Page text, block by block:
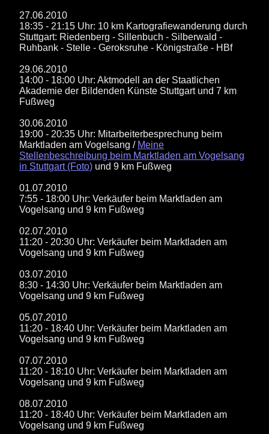
27.06.2010
18:35 - 21:15 Uhr: 10 km Kartografiewanderung durch
Stuttgart: Riedenberg - Sillenbuch - Silberwald -
Ruhbank - Stelle - Geroksruhe - Königstraße - HBf
29.06.2010
14:00 - 18:00 Uhr: Aktmodell an der Staatlichen
Akademie der Bildenden Künste Stuttgart und 7 km
Fußweg
30.06.2010
19:00 - 20:35 Uhr: Mitarbeiterbesprechung beim
Marktladen am Vogelsang / Meine
Stellenbeschreibung beim Marktladen am Vogelsang
in Stuttgart (Foto) und 9 km Fußweg
01.07.2010
7:55 - 18:00 Uhr: Verkäufer beim Marktladen am
Vogelsang und 9 km Fußweg
02.07.2010
11:20 - 20:30 Uhr: Verkäufer beim Marktladen am
Vogelsang und 9 km Fußweg
03.07.2010
8:30 - 14:30 Uhr: Verkäufer beim Marktladen am
Vogelsang und 9 km Fußweg
05.07.2010
11:20 - 18:40 Uhr: Verkäufer beim Marktladen am
Vogelsang und 9 km Fußweg
07.07.2010
11:20 - 18:10 Uhr: Verkäufer beim Marktladen am
Vogelsang und 9 km Fußweg
08.07.2010
11:20 - 18:40 Uhr: Verkäufer beim Marktladen am
Vogelsang und 9 km Fußweg